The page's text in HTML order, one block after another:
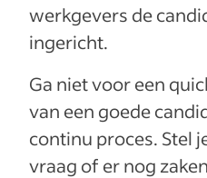
werkgevers de
ingericht.
Ga niet voor een
van een goede
continu proces. Stel
vraag of er nog